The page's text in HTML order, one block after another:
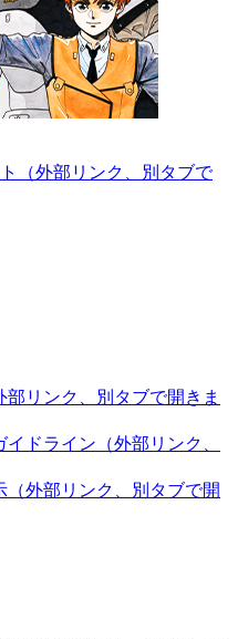
（外部リンク、別タブで
部リンク、別タブで開きま
イドライン （外部リンク、
（外部リンク、別タブで開